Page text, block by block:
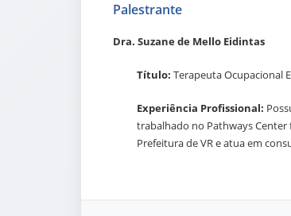
Palestrante
Dra. Suzane de Mello Eidintas
Título: Terapeuta Ocupacional
Experiência Profissional:
trabalhado no Pathways Center
Prefeitura de VR e atua em